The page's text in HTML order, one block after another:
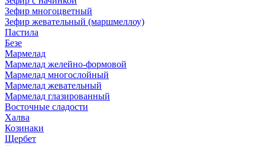
Зефир многоцветный
Зефир жевательный (маршмеллоу)
Пастила
Безе
Мармелад
Мармелад желейно-формовой
Мармелад многослойный
Мармелад жевательный
Мармелад глазированный
Восточные сладости
Халва
Козинаки
Щербет